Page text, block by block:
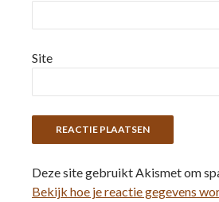
Site
Deze site gebruikt Akismet om
Bekijk hoe je reactie gegevens